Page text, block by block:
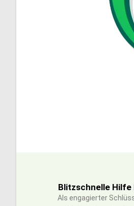
Blitzschnelle
Als engagierter